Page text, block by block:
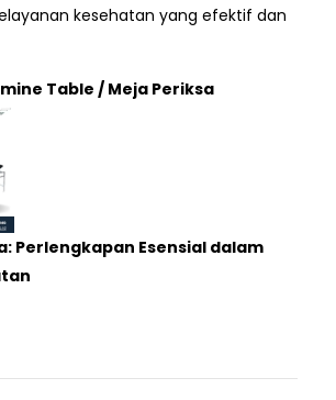
kesehatan yang efektif dan
Table / Meja Periksa
Perlengkapan Esensial dalam